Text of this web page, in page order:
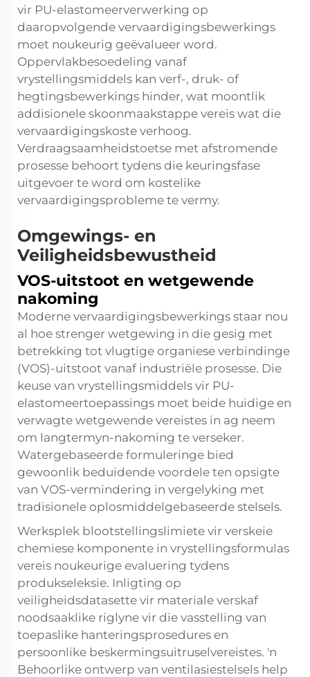
vir PU-elastomeerverwerking op
daaropvolgende vervaardigingsbewerkings
moet noukeurig geëvalueer word.
Oppervlakbesoedeling vanaf
vrystellingsmiddels kan verf-, druk- of
hegtingsbewerkings hinder, wat moontlik
addisionele skoonmaakstappe vereis wat die
vervaardigingskoste verhoog.
Verdraagsaamheidstoetse met afstromende
prosesse behoort tydens die keuringsfase
uitgevoer te word om kostelike
vervaardigingsprobleme te vermy.
Omgewings- en
Veiligheidsbewustheid
VOS-uitstoot en wetgewende
nakoming
Moderne vervaardigingsbewerkings staar nou
al hoe strenger wetgewing in die gesig met
betrekking tot vlugtige organiese verbindinge
(VOS)-uitstoot vanaf industriële prosesse. Die
keuse van vrystellingsmiddels vir PU-
elastomeertoepassings moet beide huidige en
verwagte wetgewende vereistes in ag neem
om langtermyn-nakoming te verseker.
Watergebaseerde formuleringe bied
gewoonlik beduidende voordele ten opsigte
van VOS-vermindering in vergelyking met
tradisionele oplosmiddelgebaseerde stelsels.
Werksplek blootstellingslimiete vir verskeie
chemiese komponente in vrystellingsformulas
vereis noukeurige evaluering tydens
produkseleksie. Inligting op
veiligheidsdatasette vir materiale verskaf
noodsaaklike riglyne vir die vasstelling van
toepaslike hanteringsprosedures en
persoonlike beskermingsuitruselvereistes. 'n
Behoorlike ontwerp van ventilasiestelsels help